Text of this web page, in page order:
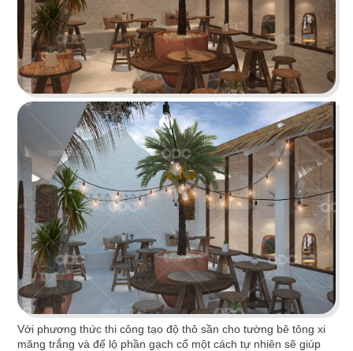
SAKURA CẦN THƠ
Thiết kế nhà hàng mang phong cách Nhật hiện
đại lấy gam màu gỗ trầm ấm làm chủ đạo
Chi tiết
Với phương thức thi công tạo độ thô sần cho tường bê tông xi
măng trắng và để lộ phần gạch cổ một cách tự nhiên sẽ giúp